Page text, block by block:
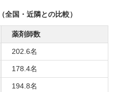
国・近隣との比較）
薬剤師数
202.6名
178.4名
194.8名